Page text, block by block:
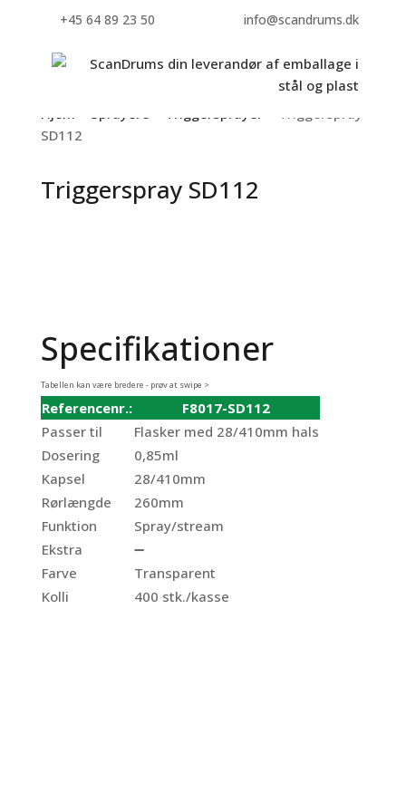
+45 64 89 23 50 info@scandrums.dk
Hjem Sprayere Triggersprayer
> Triggerspray
SD112
Triggerspray SD112
Specifikationer
Tabellen kan være bredere - prøv at swipe >
Referencenr.:
F8017-SD112
Passer til
Flasker med 28/410mm hals
Dosering
0,85ml
Kapsel
28/410mm
Rørlængde
260mm
Funktion
Spray/stream
Ekstra
➖
Farve
Transparent
Kolli
400 stk./kasse